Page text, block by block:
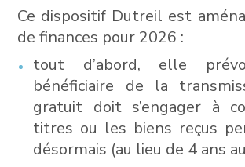
Ce dispositif Dutreil est
de finances pour 2026 :
tout d’abord, elle
bénéficiaire de la
gratuit doit s’engager à
titres ou les biens reçus
désormais (au lieu de 4 ans